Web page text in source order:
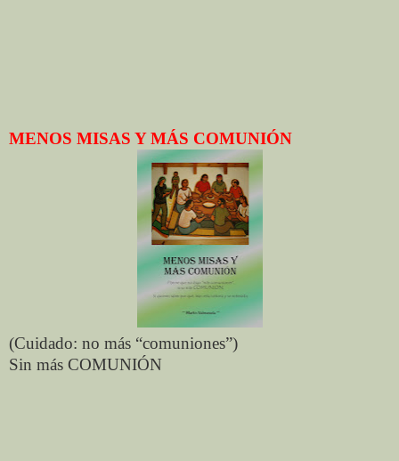
MENOS MISAS Y MÁS COMUNIÓN
(Cuidado: no más “comuniones”)
Sin más COMUNIÓN